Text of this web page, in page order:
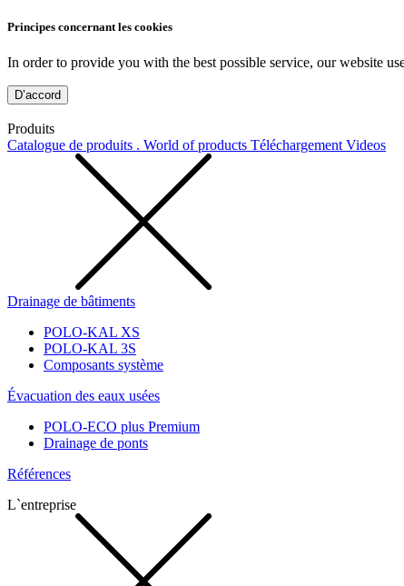
Principes concernant les cookies
In order to provide you with the best possible service, our website
D’accord
Produits
Catalogue de produits . World of products Téléchargement Videos
Drainage de bâtiments
POLO-KAL XS
POLO-KAL 3S
Composants système
Évacuation des eaux usées
POLO-ECO plus Premium
Drainage de ponts
Références
L`entreprise